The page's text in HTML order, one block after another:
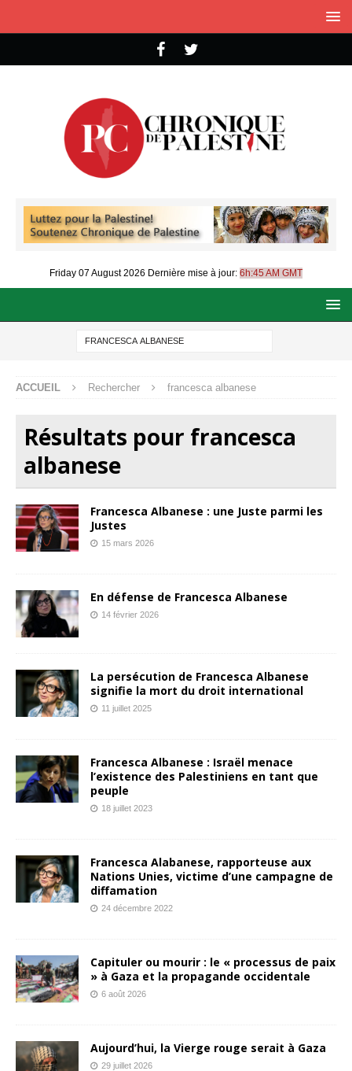
Friday 07 August 2026 Dernière mise à jour: 6h:45 AM GMT
ACCUEIL Rechercher francesca albanese
Résultats pour francesca
albanese
Francesca Albanese : une Juste parmi les
Justes
15 mars 2026
En défense de Francesca Albanese
14 février 2026
La persécution de Francesca Albanese
signifie la mort du droit international
11 juillet 2025
Francesca Albanese : Israël menace
l’existence des Palestiniens en tant que
peuple
18 juillet 2023
Francesca Alabanese, rapporteuse aux
Nations Unies, victime d’une campagne de
diffamation
24 décembre 2022
Capituler ou mourir : le « processus de paix
» à Gaza et la propagande occidentale
6 août 2026
Aujourd’hui, la Vierge rouge serait à Gaza
29 juillet 2026